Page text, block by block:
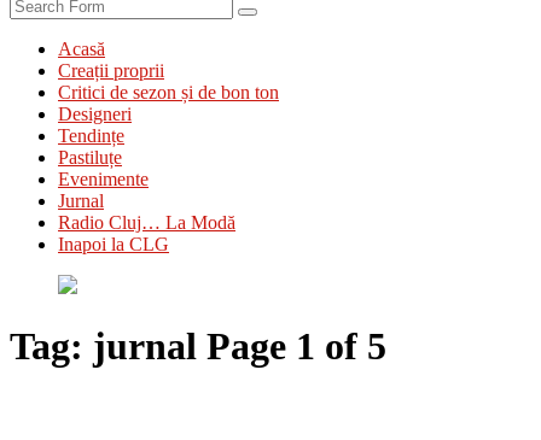
Search
Acasă
Creații proprii
Critici de sezon și de bon ton
Designeri
Tendințe
Pastiluțe
Evenimente
Jurnal
Radio Cluj… La Modă
Inapoi la CLG
Tag: jurnal Page 1 of 5